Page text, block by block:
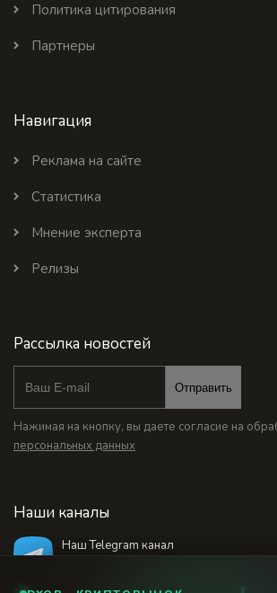
Политика цитирования
Партнеры
Навигация
Реклама на сайте
Статистика
Мнение эксперта
Релизы
Рассылка новостей
Отправить
Нажимая на кнопку, вы даете согласие на
персональных данных
Наши каналы
Наш Telegram канал